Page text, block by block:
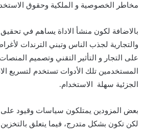
مخاطر الخصوصية و الملكية وحقوق
بالاضافة لكون منشأ الاداة يساهم في تحقيق
والتجارية لجذب الناس وتبني الترندات
على التجار و التأثير التقني وتصميم
المستخدمين تلك الأدوات تستخدم لتسريع
الجزئية سهلة الاستخدام.
بعض المزودين يمتلكون سياسات وقيود
لكن تكون بشكل متدرج، فيما يتعلق